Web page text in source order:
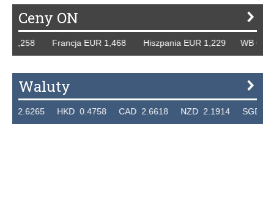
Ceny ON
1,258 Francja EUR 1,468 Hiszpania EUR 1,229 WB
Waluty
HKD 0.4758 CAD 2.6618 NZD 2.1914 SGD